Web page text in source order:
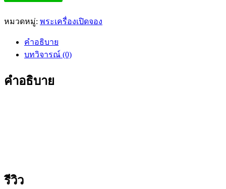
หมวดหมู่: พระเครื่องเปิดจอง
คำอธิบาย
บทวิจารณ์ (0)
คำอธิบาย
รีวิว